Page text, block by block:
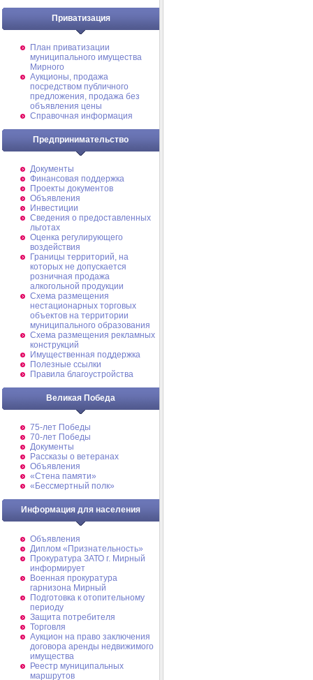
Приватизация
План приватизации
муниципального имущества
Мирного
Аукционы, продажа
посредством публичного
предложения, продажа без
объявления цены
Справочная информация
Предпринимательство
Документы
Финансовая поддержка
Проекты документов
Объявления
Инвестиции
Сведения о предоставленных
льготах
Оценка регулирующего
воздействия
Границы территорий, на
которых не допускается
розничная продажа
алкогольной продукции
Схема размещения
нестационарных торговых
объектов на территории
муниципального образования
Схема размещения рекламных
конструкций
Имущественная поддержка
Полезные ссылки
Правила благоустройства
Великая Победа
75-лет Победы
70-лет Победы
Документы
Рассказы о ветеранах
Объявления
«Стена памяти»
«Бессмертный полк»
Информация для населения
Объявления
Диплом «Признательность»
Прокуратура ЗАТО г. Мирный
информирует
Военная прокуратура
гарнизона Мирный
Подготовка к отопительному
периоду
Защита потребителя
Торговля
Аукцион на право заключения
договора аренды недвижимого
имущества
Реестр муниципальных
маршрутов